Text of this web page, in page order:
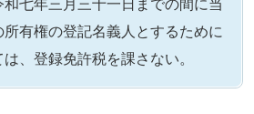
有権の登記名義人とするために
、登録免許税を課さない。